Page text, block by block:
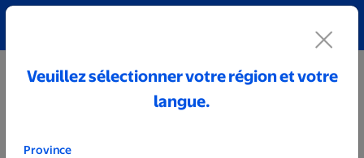
Veuillez sélectionner votre région et votre
langue.
Province